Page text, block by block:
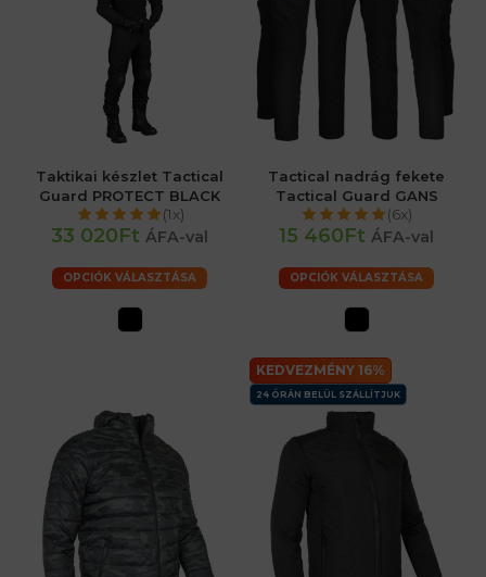
Taktikai készlet Tactical
Guard PROTECT BLACK
(1x)
33 020Ft ÁFA-val
OPCIÓK VÁLASZTÁSA
Tactical nadrág fekete
Tactical Guard GANS
(6x)
15 460Ft ÁFA-val
OPCIÓK VÁLASZTÁSA
KEDVEZMÉNY 16%
24 ÓRÁN BELÜL SZÁLLÍTJUK